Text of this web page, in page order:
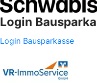
Login
Login Bausparkasse